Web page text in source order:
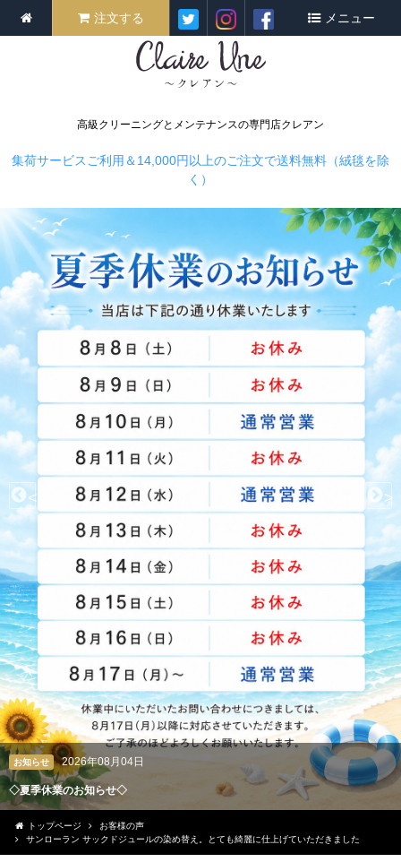
高級クリーニングとメンテナンスの専門店クレアン
注文する メニュー
集荷サービスご利用＆14,000円以上のご注文で送料無料（絨毯を除
く）
お知らせ 2026年08月04日
◇夏季休業のお知らせ◇
< >
トップページ
お客様の声
サンローラン サックドジュールの染め替え。とても綺麗に仕上げていただきました